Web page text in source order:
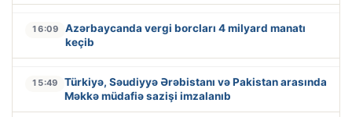
16:09
Azərbaycanda vergi borcları 4 milyard manatı
keçib
15:49
Türkiyə, Səudiyyə Ərəbistanı və Pakistan arasında
Məkkə müdafiə sazişi imzalanıb